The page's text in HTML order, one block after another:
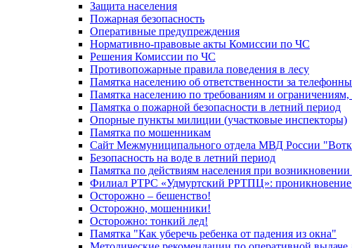
Защита населения
Пожарная безопасность
Оперативные предупреждения
Нормативно-правовые акты Комиссии по ЧС
Решения Комиссии по ЧС
Противопожарные правила поведения в лесу
Памятка населению об ответственности за
Памятка населению по требованиям и
Памятка о пожарной безопасности в летний период
Опорные пункты милиции (участковые инспекторы)
Памятка по мошенникам
Сайт Межмуниципального отдела МВД России
Безопасность на воде в летний период
Памятка по действиям населения при
Филиал РТРС «Удмуртский РРТПЦ»: проникновение
Осторожно – бешенство!
Осторожно, мошенники!
Осторожно: тонкий лед!
Памятка "Как уберечь ребенка от падения из окна"